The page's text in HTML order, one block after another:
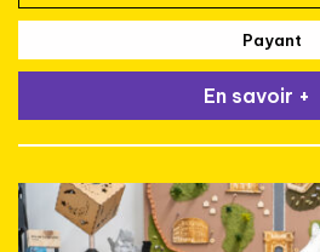
Payant
En savoir +